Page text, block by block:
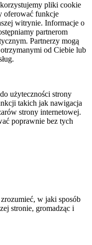
pliki cookie
oferować funkcje
witrynie. Informacje o
partnerom
Partnerzy mogą
od Ciebie lub
użyteczności strony
takich jak nawigacja
strony internetowej.
poprawnie bez tych
w jaki sposób
stronie, gromadząc i